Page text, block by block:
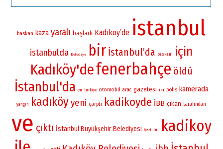
baskan kaza yaralı başladı Kadıköy’de istanbul
istanbulda Belediye birİstanbul’da baskani için
Kadıköy'defenerbahçe öldü
İstanbul'da en turkiye otomobil arac gazetesi iki polis kamerada
yangın kadıköy yeni çarptı kadikoyde İBB çıkan tarafından
ve çıktı İstanbul Büyükşehir Belediyesi özel bu
kadikoy